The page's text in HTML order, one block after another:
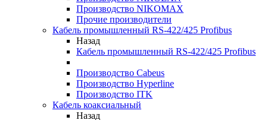
Производство NIKOMAX
Прочие производители
Кабель промышленный RS-422/425 Profibus
Назад
Кабель промышленный RS-422/425 Profibus
Производство Cabeus
Производство Hyperline
Производство ITK
Кабель коаксиальный
Назад